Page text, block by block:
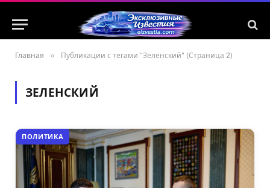
Главная » Публикации с тегами "Зеленский" (Страница 2)
ЗЕЛЕНСКИЙ
ПОЛИТИКА